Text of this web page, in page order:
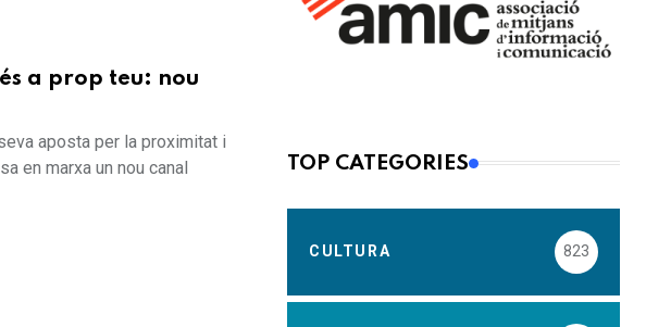
a prop teu: nou
aposta per la proximitat i
en marxa un nou canal
TOP CATEGORIES
CULTURA 823